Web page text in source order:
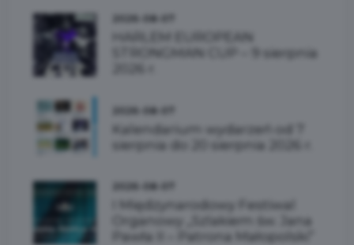
STRONGMAN CUP – 9 sierpnia
2026-08-07
Kalendarium wydarzeń od 7
sierpnia do 20 sierpnia 2026 r.
I Międzynarodowy Festiwal
Organowy „Szlakiem św. Jana
Pawła II – Patrona Małopolski”